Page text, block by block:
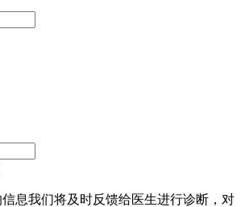
息我们将及时反馈给医生进行诊断，对